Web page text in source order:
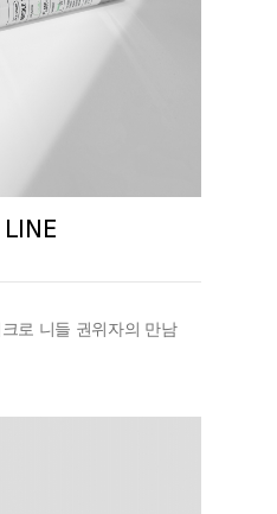
LINE
로 니들 권위자의 만남